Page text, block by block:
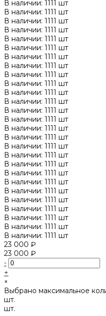
В наличии: 1111 шт
В наличии: 1111 шт
В наличии: 1111 шт
В наличии: 1111 шт
В наличии: 1111 шт
В наличии: 1111 шт
В наличии: 1111 шт
В наличии: 1111 шт
В наличии: 1111 шт
В наличии: 1111 шт
В наличии: 1111 шт
В наличии: 1111 шт
В наличии: 1111 шт
В наличии: 1111 шт
В наличии: 1111 шт
В наличии: 1111 шт
В наличии: 1111 шт
В наличии: 1111 шт
В наличии: 1111 шт
В наличии: 1111 шт
В наличии: 1111 шт
В наличии: 1111 шт
В наличии: 1111 шт
В наличии: 1111 шт
В наличии: 1111 шт
В наличии: 1111 шт
В наличии: 1111 шт
23 000 ₽
23 000 ₽
-
+
×
Выбрано максимальное
шт.
шт.